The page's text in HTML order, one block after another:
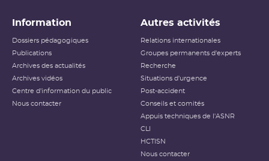
Information
Dossiers pédagogiques
Publications
Archives des actualités
Archives vidéos
Centre d'information du public
Nous contacter
Autres activités
Relations internationales
Groupes permanents d'experts
Recherche
Situations d'urgence
Post-accident
Conseils et comités
Appuis techniques de l'ASNR
CLI
HCTISN
Nous contacter